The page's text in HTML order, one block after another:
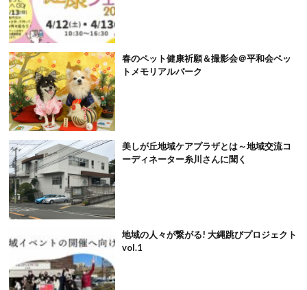
春のペット健康祈願＆撮影会＠平和会ペッ
トメモリアルパーク
美しが丘地域ケアプラザとは～地域交流コ
ーディネーター糸川さんに聞く
地域の人々が繋がる! 大縄跳びプロジェクト
vol.1